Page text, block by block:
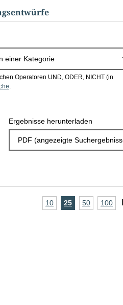
einer Kategorie
Operatoren UND, ODER, NICHT (in
.
Ergebnisse herunterladen
A
10Ergebnisse
25Ergebnisse
50 100